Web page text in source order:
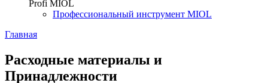
Profi MIOL
Профессиональный инструмент MIOL
Главная
Расходные материалы и
Принадлежности